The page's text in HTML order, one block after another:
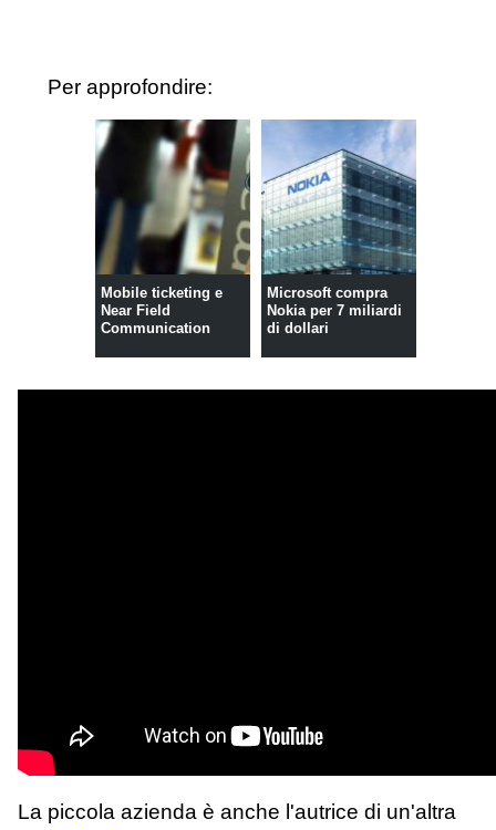
Per approfondire:
Mobile ticketing e
Near Field
Communication
Microsoft compra
Nokia per 7 miliardi
di dollari
La piccola azienda è anche l'autrice di un'altra